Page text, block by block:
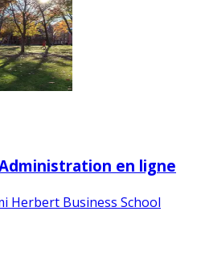
en ligne
Herbert Business School